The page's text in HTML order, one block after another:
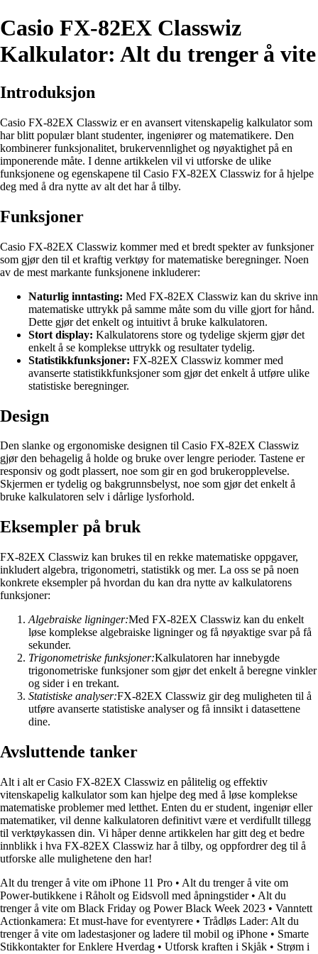
Casio FX-82EX Classwiz
Kalkulator: Alt du trenger å vite
Introduksjon
Casio FX-82EX Classwiz er en avansert vitenskapelig kalkulator som
har blitt populær blant studenter, ingeniører og matematikere. Den
kombinerer funksjonalitet, brukervennlighet og nøyaktighet på en
imponerende måte. I denne artikkelen vil vi utforske de ulike
funksjonene og egenskapene til Casio FX-82EX Classwiz for å hjelpe
deg med å dra nytte av alt det har å tilby.
Funksjoner
Casio FX-82EX Classwiz kommer med et bredt spekter av funksjoner
som gjør den til et kraftig verktøy for matematiske beregninger. Noen
av de mest markante funksjonene inkluderer:
Naturlig inntasting: Med FX-82EX Classwiz kan du skrive inn
matematiske uttrykk på samme måte som du ville gjort for hånd.
Dette gjør det enkelt og intuitivt å bruke kalkulatoren.
Stort display: Kalkulatorens store og tydelige skjerm gjør det
enkelt å se komplekse uttrykk og resultater tydelig.
Statistikkfunksjoner: FX-82EX Classwiz kommer med
avanserte statistikkfunksjoner som gjør det enkelt å utføre ulike
statistiske beregninger.
Design
Den slanke og ergonomiske designen til Casio FX-82EX Classwiz
gjør den behagelig å holde og bruke over lengre perioder. Tastene er
responsiv og godt plassert, noe som gir en god brukeropplevelse.
Skjermen er tydelig og bakgrunnsbelyst, noe som gjør det enkelt å
bruke kalkulatoren selv i dårlige lysforhold.
Eksempler på bruk
FX-82EX Classwiz kan brukes til en rekke matematiske oppgaver,
inkludert algebra, trigonometri, statistikk og mer. La oss se på noen
konkrete eksempler på hvordan du kan dra nytte av kalkulatorens
funksjoner:
Algebraiske ligninger:Med FX-82EX Classwiz kan du enkelt
løse komplekse algebraiske ligninger og få nøyaktige svar på få
sekunder.
Trigonometriske funksjoner:Kalkulatoren har innebygde
trigonometriske funksjoner som gjør det enkelt å beregne vinkler
og sider i en trekant.
Statistiske analyser:FX-82EX Classwiz gir deg muligheten til å
utføre avanserte statistiske analyser og få innsikt i datasettene
dine.
Avsluttende tanker
Alt i alt er Casio FX-82EX Classwiz en pålitelig og effektiv
vitenskapelig kalkulator som kan hjelpe deg med å løse komplekse
matematiske problemer med letthet. Enten du er student, ingeniør eller
matematiker, vil denne kalkulatoren definitivt være et verdifullt tillegg
til verktøykassen din. Vi håper denne artikkelen har gitt deg et bedre
innblikk i hva FX-82EX Classwiz har å tilby, og oppfordrer deg til å
utforske alle mulighetene den har!
Alt du trenger å vite om iPhone 11 Pro • Alt du trenger å vite om
Power-butikkene i Råholt og Eidsvoll med åpningstider• Alt du
trenger å vite om Black Friday og Power Black Week 2023 • Vanntett
Actionkamera: Et must-have for eventyrere • Trådløs Lader: Alt du
trenger å vite om ladestasjoner og ladere til mobil og iPhone • Smarte
Stikkontakter for Enklere Hverdag • Utforsk kraften i Skjåk • Strøm i